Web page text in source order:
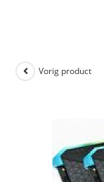
Vorig product